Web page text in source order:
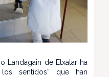
Landagain de Etxalar ha
sentidos” que han